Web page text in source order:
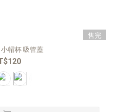
售完
帽杯 吸管蓋